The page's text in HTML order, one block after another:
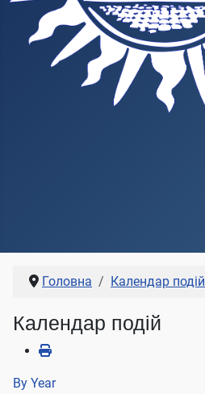
Головна Календар подій
Календар подій
By Year